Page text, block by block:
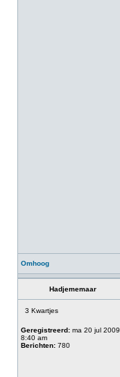
Omhoog
Hadjememaar
3 Kwartjes
Geregistreerd: ma 20 jul 2009
8:40 am
Berichten: 780